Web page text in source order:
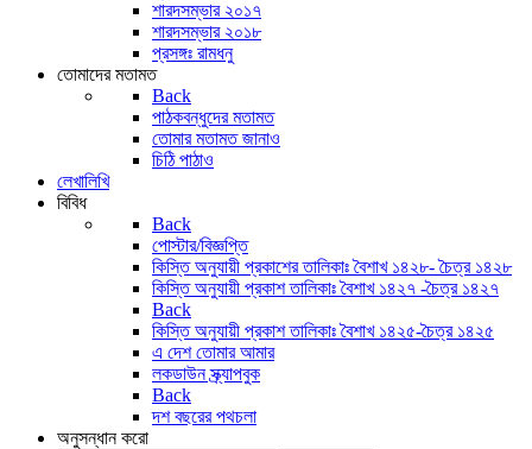
শারদসম্ভার ২০১৭
শারদসম্ভার ২০১৮
প্রসঙ্গঃ রামধনু
তোমাদের মতামত
Back
পাঠকবন্ধুদের মতামত
তোমার মতামত জানাও
চিঠি পাঠাও
লেখালিখি
বিবিধ
Back
পোস্টার/বিজ্ঞপ্তি
কিস্তি অনুযায়ী প্রকাশের তালিকাঃ বৈশাখ ১৪২৮- চৈত্র ১৪২৮
কিস্তি অনুযায়ী প্রকাশ তালিকাঃ বৈশাখ ১৪২৭ -চৈত্র ১৪২৭
Back
কিস্তি অনুযায়ী প্রকাশ তালিকাঃ বৈশাখ ১৪২৫-চৈত্র ১৪২৫
এ দেশ তোমার আমার
লকডাউন স্ক্র্যাপবুক
Back
দশ বছরের পথচলা
অনুসন্ধান করো